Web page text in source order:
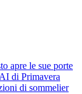
apre le sue porte
di Primavera
di sommelier